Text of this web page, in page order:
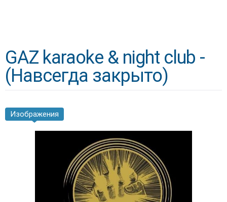
GAZ karaoke & night club -
(Навсегда закрыто)
Изображения